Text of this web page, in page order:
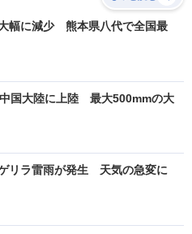
幅に減少 熊本県八代で全国最
国大陸に上陸 最大500mmの大
リラ雷雨が発生 天気の急変に